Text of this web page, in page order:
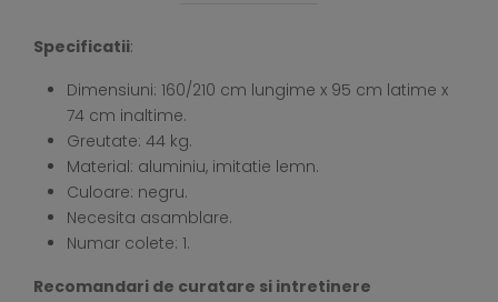
Specificatii:
Dimensiuni: 160/210 cm lungime x 95 cm latime x
74 cm inaltime.
Greutate: 44 kg.
Material: aluminiu, imitatie lemn.
Culoare: negru.
Necesita asamblare.
Numar colete: 1.
Recomandari de curatare si intretinere